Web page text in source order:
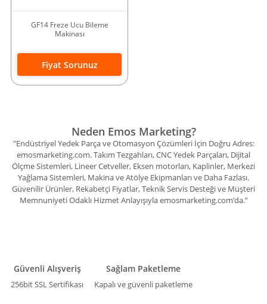
GF14 Freze Ucu Bileme
Makinası
Fiyat Sorunuz
Neden Emos Marketing?
"Endüstriyel Yedek Parça ve Otomasyon Çözümleri İçin Doğru Adres:
emosmarketing.com. Takım Tezgahları, CNC Yedek Parçaları, Dijital
Ölçme Sistemleri, Lineer Cetveller, Eksen motorları, Kaplinler, Merkezi
Yağlama Sistemleri, Makina ve Atölye Ekipmanları ve Daha Fazlası.
Güvenilir Ürünler, Rekabetçi Fiyatlar, Teknik Servis Desteği ve Müşteri
Memnuniyeti Odaklı Hizmet Anlayışıyla emosmarketing.com’da.”
Güvenli Alışveriş
256bit SSL Sertifikası
Sağlam Paketleme
Kapalı ve güvenli paketleme